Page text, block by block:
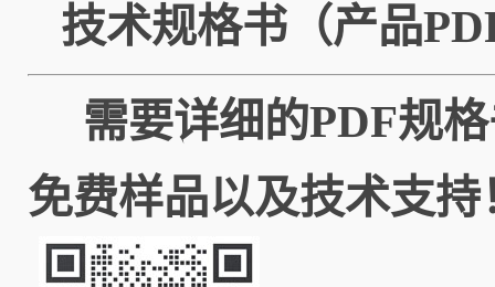
技术规格书（产品
需要详细的PDF规格
免费样品以及技术支持